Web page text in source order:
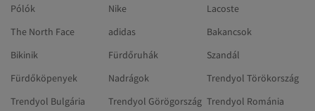
Pólók
Nike
Lacoste
The North Face
adidas
Bakancsok
Bikinik
Fürdőruhák
Szandál
Fürdőköpenyek
Nadrágok
Trendyol Törökország
Trendyol Bulgária
Trendyol Görögország Trendyol Románia